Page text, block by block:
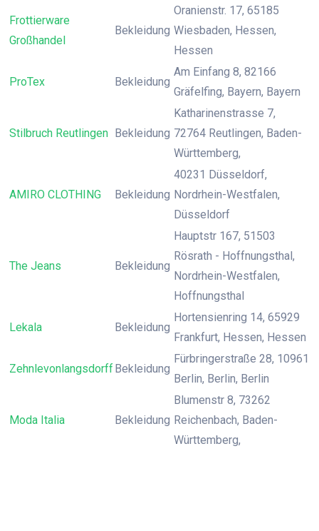
Frottierware
Großhandel
Bekleidung
Oranienstr. 17, 65185
Wiesbaden, Hessen,
Hessen
ProTex Bekleidung
Am Einfang 8, 82166
Gräfelfing, Bayern, Bayern
Stilbruch Reutlingen Bekleidung
Katharinenstrasse 7,
72764 Reutlingen, Baden-
Württemberg,
AMIRO CLOTHING Bekleidung
40231 Düsseldorf,
Nordrhein-Westfalen,
Düsseldorf
The Jeans Bekleidung
Hauptstr 167, 51503
Rösrath - Hoffnungsthal,
Nordrhein-Westfalen,
Hoffnungsthal
Lekala Bekleidung
Hortensienring 14, 65929
Frankfurt, Hessen, Hessen
ZehnlevonlangsdorffBekleidung
Fürbringerstraße 28, 10961
Berlin, Berlin, Berlin
Moda Italia Bekleidung
Blumenstr 8, 73262
Reichenbach, Baden-
Württemberg,